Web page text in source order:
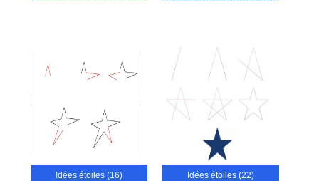
Idées étoiles (16) Idées étoiles (22)